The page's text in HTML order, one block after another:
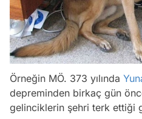
Örneğin MÖ. 373 yılında
depreminden birkaç gün
gelinciklerin şehri terk ettiği